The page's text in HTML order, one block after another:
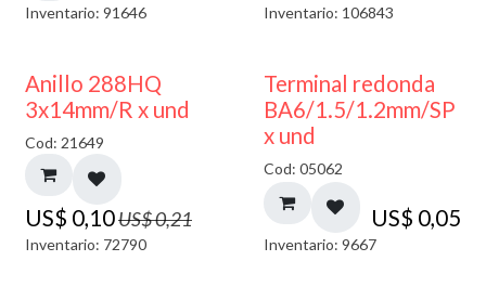
Inventario: 91646 Inventario: 106843
50% DESCUENTO
Anillo 288HQ
3x14mm/R x und
Cod: 21649
US$ 0,10US$0,21
Inventario: 72790
Terminal redonda
BA6/1.5/1.2mm/SP
x und
Cod: 05062
US$ 0,05
Inventario: 9667